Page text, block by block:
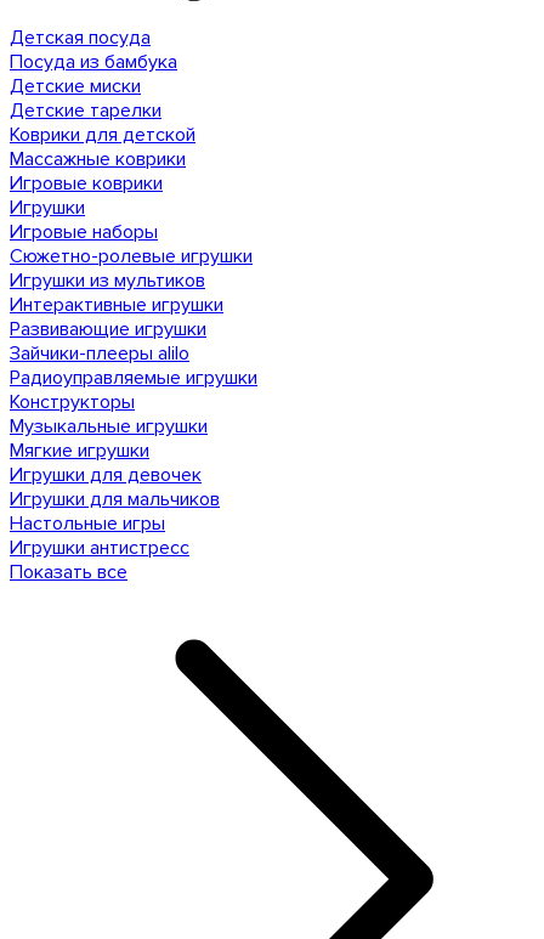
Детская посуда
Посуда из бамбука
Детские миски
Детские тарелки
Коврики для детской
Массажные коврики
Игровые коврики
Игрушки
Игровые наборы
Сюжетно-ролевые игрушки
Игрушки из мультиков
Интерактивные игрушки
Развивающие игрушки
Зайчики-плееры alilo
Радиоуправляемые игрушки
Конструкторы
Музыкальные игрушки
Мягкие игрушки
Игрушки для девочек
Игрушки для мальчиков
Настольные игры
Игрушки антистресс
Показать все